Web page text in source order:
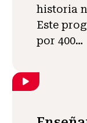
historia
Este
por 400…